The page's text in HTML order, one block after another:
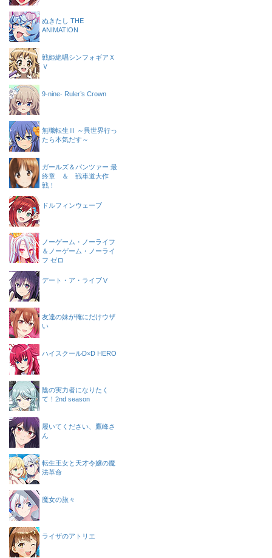
ぬきたし THE
ANIMATION
戦姫絶唱シンフォギアＸ
Ｖ
9-nine- Ruler’s Crown
無職転生Ⅲ ～異世界行っ
たら本気だす～
ガールズ＆パンツァー 最
終章 ＆ 戦車道大作
戦！
ドルフィンウェーブ
ノーゲーム・ノーライフ
＆ノーゲーム・ノーライ
フ ゼロ
デート・ア・ライブⅤ
友達の妹が俺にだけウザ
い
ハイスクールD×D HERO
陰の実力者になりたく
て！2nd season
履いてください、鷹峰さ
ん
転生王女と天才令嬢の魔
法革命
魔女の旅々
ライザのアトリエ